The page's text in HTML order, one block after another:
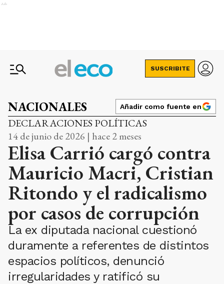
Ads
SUSCRIBITE
NACIONALES Añadir como fuente en
DECLARACIONES POLÍTICAS
14 de junio de 2026 | hace 2 meses
Elisa Carrió cargó contra
Mauricio Macri, Cristian
Ritondo y el radicalismo
por casos de corrupción
La ex diputada nacional cuestionó
duramente a referentes de distintos
espacios políticos, denunció
irregularidades y ratificó su